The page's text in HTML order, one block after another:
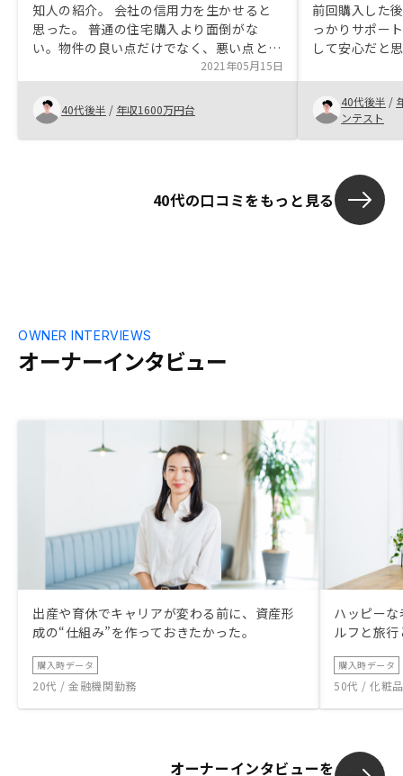
知人の紹介。 会社の信用力を生かせると
思った。 普通の住宅購入より面倒がな
い。物件の良い点だけでなく、悪い点とか
もプロの視点で提示すること。2021年05月15日
40代後半 / 年収1600万円台
前回購入した
っかりサポー
して安心だと
いてくれたた
に、ローンの
ポートしてく
す。
40代後半 /
ンテスト
40代の口コミをもっと見る
オーナーインタビュー
OWNER INTERVIEWS
出産や育休でキャリアが変わる前に、資産形
成の“仕組み”を作っておきたかった。
購入時データ
20代 / 金融機関勤務
ハッピー
ルフと旅
購入時データ
50代 / 化粧
オーナーインタビューを